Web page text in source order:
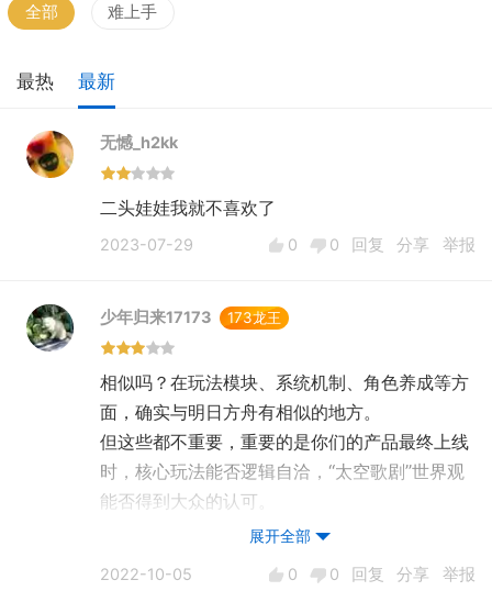
全部 难上手
最热 最新
无憾_h2kk
二头娃娃我就不喜欢了
2023-07-29 0 0 回复 分享 举报
少年归来17173 173龙王
相似吗？在玩法模块、系统机制、角色养成等方
面，确实与明日方舟有相似的地方。
但这些都不重要，重要的是你们的产品最终上线
时，核心玩法能否逻辑自洽，“太空歌剧”世界观
能否得到大众的认可。
作为方舟开服游玩至今的玩家，在本作这次“回
的味道，一边寻找本作改良优化的可能。
展开全部
2022-10-05 0 0 回复 分享 举报